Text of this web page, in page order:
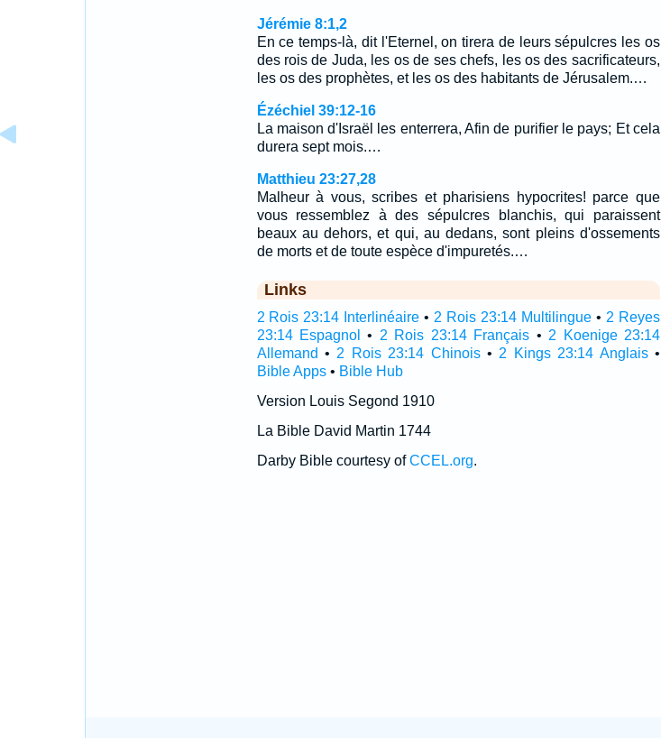
Jérémie 8:1,2
En ce temps-là, dit l'Eternel, on tirera de leurs sépulcres les os
des rois de Juda, les os de ses chefs, les os des sacrificateurs,
les os des prophètes, et les os des habitants de Jérusalem.…
Ézéchiel 39:12-16
La maison d'Israël les enterrera, Afin de purifier le pays; Et cela
durera sept mois.…
Matthieu 23:27,28
Malheur à vous, scribes et pharisiens hypocrites! parce que
vous ressemblez à des sépulcres blanchis, qui paraissent
beaux au dehors, et qui, au dedans, sont pleins d'ossements
de morts et de toute espèce d'impuretés.…
Links
2 Rois 23:14 Interlinéaire • 2 Rois 23:14 Multilingue • 2 Reyes
23:14 Espagnol
• 2 Rois 23:14 Français • 2 Koenige 23:14
Allemand • 2 Rois 23:14 Chinois• 2 Kings 23:14 Anglais•
Bible Apps• Bible Hub
Version Louis Segond 1910
La Bible David Martin 1744
Darby Bible courtesy ofCCEL.org.